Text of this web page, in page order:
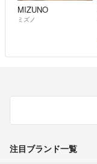
MIZUNO
ミズノ
注目ブランド一覧